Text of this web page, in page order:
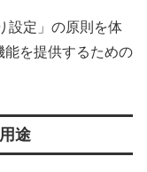
設定」の原則を体
能を提供するための
途